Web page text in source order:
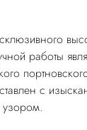
работы
с
узором.